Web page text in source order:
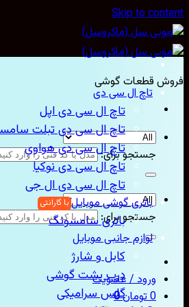
Skip to
قطعات گوشی
جستجو برای:
جستجو برای:
ورود / عضویت
تومان0
تاچ ال سی دی
تاچ ال سی دی اپل
تاچ ال سی دی تبلت سامسونگ
تاچ ال سی دی هواوی
تاچ ال سی دی نوکیا
تاچ ال سی دی ال جی
باتری گوشی موبایل
باتری سامسونگ
لوازم جانبی موبایل
کابل و شارژ
درب پشت گوشی
گلس سرامیکی